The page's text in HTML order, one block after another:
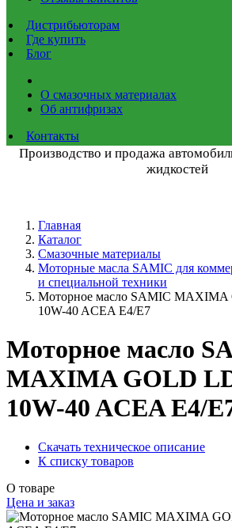
Дистрибьюторам
Где купить
Блог
О смазочных материалах
Об антифризах
Контакты
Производство и продажа
жидкостей
Главная
Каталог
Смазочные материалы
Моторные масла SAMIC для
и специальной техники
Моторное масло SAMIC
10W-40 ACEA E4/E7
Моторное масло
MAXIMA GOLD
10W-40 ACEA E4/
Скачать техническое описание
К списку товаров
О товаре
Цена и заказ